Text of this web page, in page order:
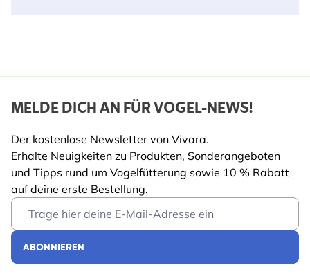
MELDE DICH AN FÜR VOGEL-NEWS!
Der kostenlose Newsletter von Vivara.
Erhalte Neuigkeiten zu Produkten, Sonderangeboten
und Tipps rund um Vogelfütterung sowie 10 % Rabatt
auf deine erste Bestellung.
Email Address
ABONNIEREN